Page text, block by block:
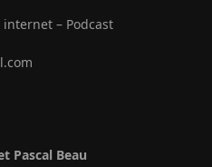
– Podcast
Pascal Beau